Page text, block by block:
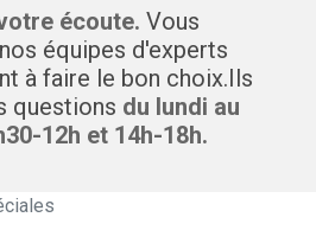
écoute. Vous
équipes d'experts
à faire le bon choix.Ils
questions du lundi au
12h et 14h-18h.